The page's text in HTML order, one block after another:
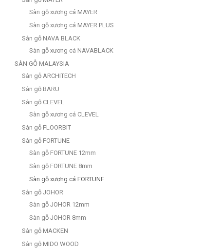
Sàn gỗ xương cá MAYER
Sàn gỗ xương cá MAYER PLUS
Sàn gỗ NAVA BLACK
Sàn gỗ xương cá NAVABLACK
SÀN GỖ MALAYSIA
Sàn gỗ ARCHITECH
Sàn gỗ BARU
Sàn gỗ CLEVEL
Sàn gỗ xương cá CLEVEL
Sàn gỗ FLOORBIT
Sàn gỗ FORTUNE
Sàn gỗ FORTUNE 12mm
Sàn gỗ FORTUNE 8mm
Sàn gỗ xương cá FORTUNE
Sàn gỗ JOHOR
Sàn gỗ JOHOR 12mm
Sàn gỗ JOHOR 8mm
Sàn gỗ MACKEN
Sàn gỗ MIDO WOOD